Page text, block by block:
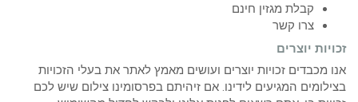
קבלת מגזין חינם
צרו קשר
זכויות יוצרים
אנו מכבדים זכויות יוצרים ועושים מאמץ לאתר את בעלי הזכויות
בצילומים המגיעים לידינו. אם זיהיתם בפרסומינו צילום שיש לכם